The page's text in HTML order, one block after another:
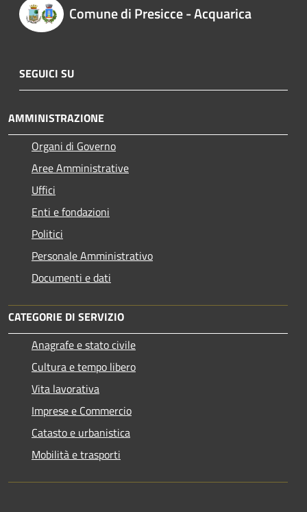
Comune di Presicce - Acquarica
SEGUICI SU
AMMINISTRAZIONE
Organi di Governo
Aree Amministrative
Uffici
Enti e fondazioni
Politici
Personale Amministrativo
Documenti e dati
CATEGORIE DI SERVIZIO
Anagrafe e stato civile
Cultura e tempo libero
Vita lavorativa
Imprese e Commercio
Catasto e urbanistica
Mobilità e trasporti